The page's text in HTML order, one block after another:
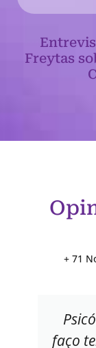
Freytas
+ 71
faço